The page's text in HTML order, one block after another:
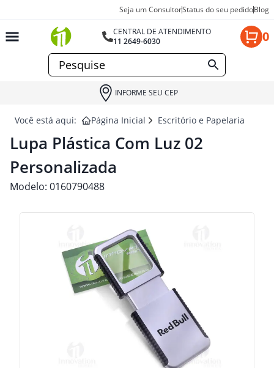
Seja um ConsultorStatus do seu pedidoBlog
CENTRAL DE ATENDIMENTO
11 2649-6030
0
INFORME SEU CEP
Você está aqui: Página Inicial Escritório e Papelaria para
Lupa Plástica Com Luz 02
Personalizada
Modelo: 0160790488